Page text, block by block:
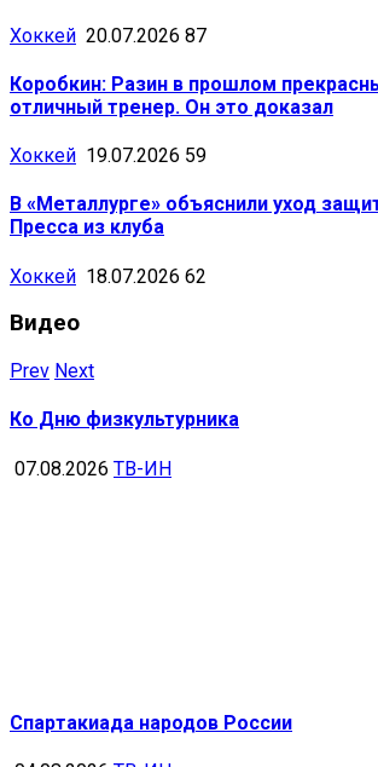
Хоккей 20.07.2026 87
Коробкин: Разин в прошлом
отличный тренер. Он это доказал
Хоккей 19.07.2026 59
В «Металлурге» объяснили уход
Пресса из клуба
Хоккей 18.07.2026 62
Видео
Prev Next
Ко Дню физкультурника
07.08.2026 ТВ-ИН
Спартакиада народов России